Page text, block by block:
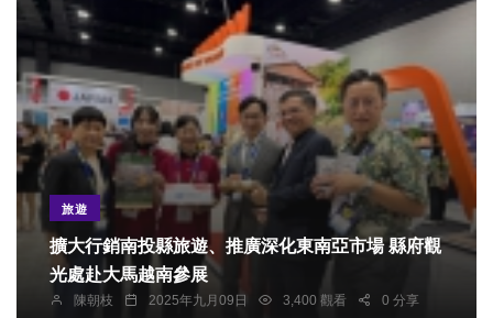
旅遊
擴大行銷南投縣旅遊、推廣深化東南亞市場 縣府觀
光處赴大馬越南參展
陳朝枝 2025年九月09日 3,400 觀看 0 分享